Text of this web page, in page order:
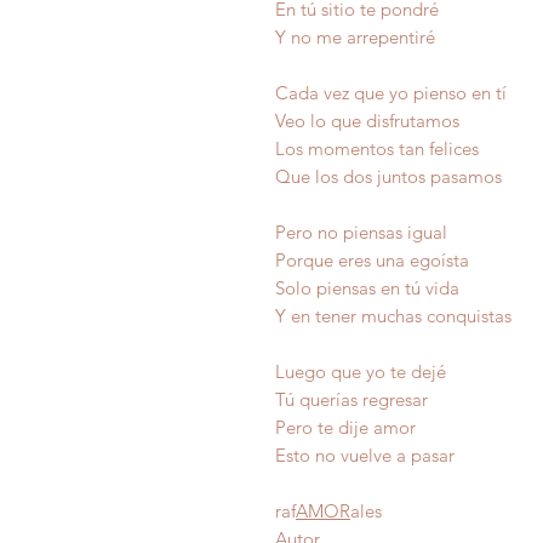
En tú sitio te pondré
Y no me arrepentiré
Cada vez que yo pienso en tí
Veo lo que disfrutamos
Los momentos tan felices
Que los dos juntos pasamos
Pero no piensas igual
Porque eres una egoísta
Solo piensas en tú vida
Y en tener muchas conquistas
Luego que yo te dejé
Tú querías regresar
Pero te dije amor
Esto no vuelve a
rafAMORales